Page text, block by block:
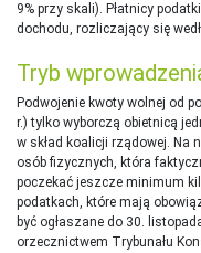
9% przy skali). Płatnicy
dochodu, rozliczający się
Tryb
Podwojenie kwoty wolnej od
r.) tylko wyborczą obietnicą
w skład koalicji rządowej. Na
osób fizycznych, która
poczekać jeszcze minimum
podatkach, które mają
być ogłaszane do 30.
orzecznictwem Trybunału